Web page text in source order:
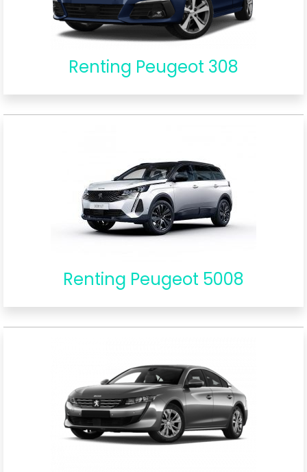
Renting Peugeot 308
Renting Peugeot 5008